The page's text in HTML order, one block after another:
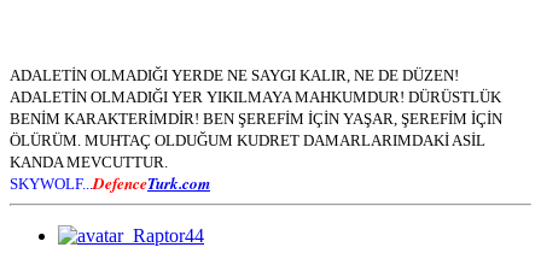
ADALETİN OLMADIĞI YERDE NE SAYGI KALIR, NE DE DÜZEN!
ADALETİN OLMADIĞI YER YIKILMAYA MAHKUMDUR! DÜRÜSTLÜK
BENİM KARAKTERİMDİR! BEN ŞEREFİM İÇİN YAŞAR, ŞEREFİM İÇİN
ÖLÜRÜM. MUHTAÇ OLDUĞUM KUDRET DAMARLARIMDAKİ ASİL
KANDA MEVCUTTUR.
SKYWOLF... DefenceTurk.com